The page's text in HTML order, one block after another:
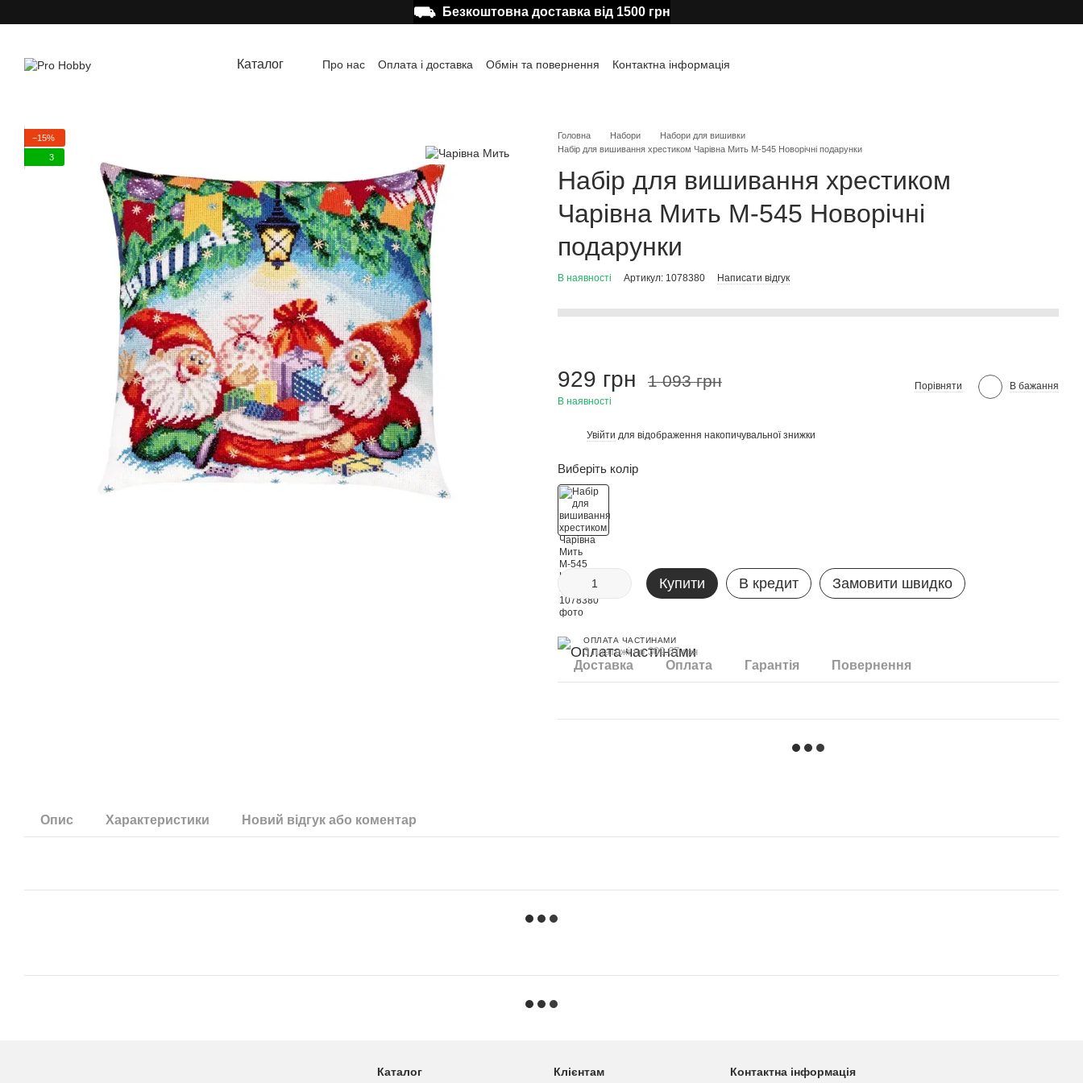
⛟ Безкоштовна доставка від 1500 грн
Каталог Про нас Оплата і доставка Обмін та повернення
Контактна інформація
−15%
3
Головна Набори
Набори для вишивки
Набір для вишивання хрестиком Чарівна Мить М-545 Новорічні подарунки
Набір для вишивання хрестиком
Чарівна Мить М-545 Новорічні
подарунки
В наявності Артикул: 1078380 Написати відгук
929 грн 1 093 грн
В наявності
Порівняти В бажання
Увійти для відображення накопичувальної знижки
Виберіть колір
Купити В кредит Замовити швидко
ОПЛАТА ЧАСТИНАМИ
3 платежі по 309.67 грн
Доставка Оплата Гарантія Повернення
Опис Характеристики Новий відгук або коментар
Каталог Клієнтам Контактна інформація